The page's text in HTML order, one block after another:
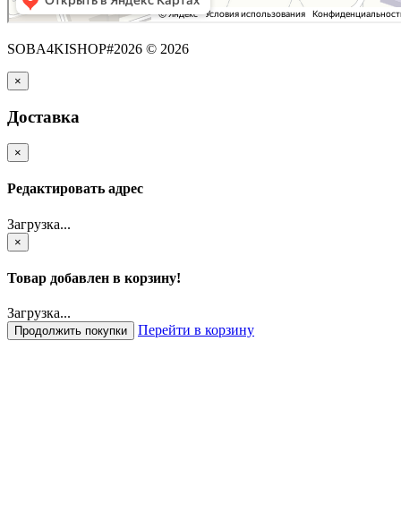
SOBA4KISHOP#2026 © 2026
×
Доставка
×
Редактировать адрес
Загрузка...
×
Товар добавлен в корзину!
Загрузка...
Продолжить покупки Перейти в корзину